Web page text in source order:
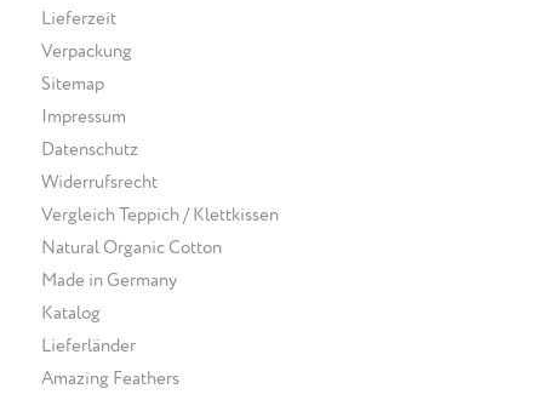
Lieferzeit
Verpackung
Sitemap
Impressum
Datenschutz
Widerrufsrecht
Vergleich Teppich / Klettkissen
Natural Organic Cotton
Made in Germany
Katalog
Lieferländer
Amazing Feathers